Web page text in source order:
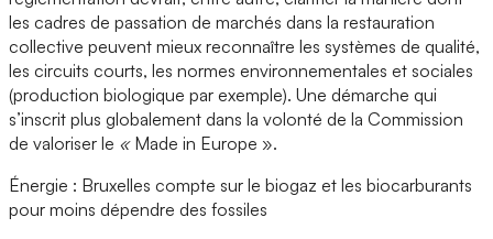
les cadres de passation de marchés dans la restauration
collective peuvent mieux reconnaître les systèmes de qualité,
les circuits courts, les normes environnementales et sociales
(production biologique par exemple). Une démarche qui
s’inscrit plus globalement dans la volonté de la Commission
de valoriser le « Made in Europe ».
Énergie : Bruxelles compte sur le biogaz et les biocarburants
pour moins dépendre des fossiles